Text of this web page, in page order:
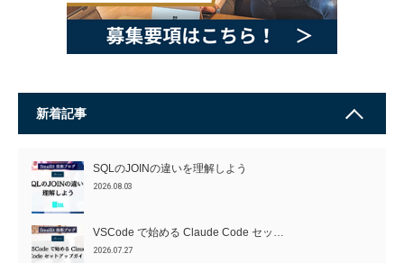
新着記事
SQLのJOINの違いを理解しよう
2026.08.03
VSCode で始める Claude Code セッ…
2026.07.27